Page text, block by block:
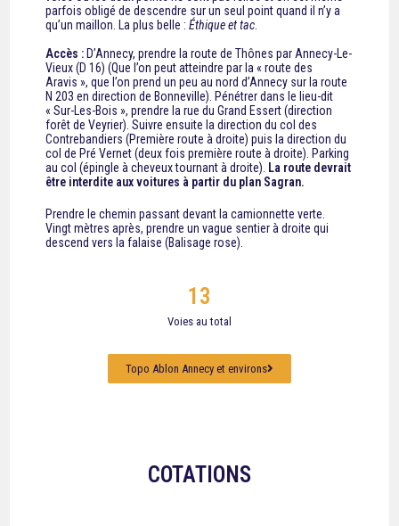
parfois obligé de descendre sur un seul point quand il n’y a
qu’un maillon. La plus belle :Éthique et tac
Accès : D’Annecy, prendre la route de Thônes par Annecy-Le-
Vieux (D 16) (Que l’on peut atteindre par la « route des
Aravis », que l’on prend un peu au nord d’Annecy sur la route
N 203 en direction de Bonneville). Pénétrer dans le lieu-dit
« Sur-Les-Bois », prendre la rue du Grand Essert (direction
forêt de Veyrier). Suivre ensuite la direction du col des
Contrebandiers (Première route à droite) puis la direction du
col de Pré Vernet (deux fois première route à droite). Parking
au col (épingle à cheveux tournant à droite). La route devrait
être interdite aux voitures à partir du plan Sagran.
Prendre le chemin passant devant la camionnette verte.
Vingt mètres après, prendre un vague sentier à droite qui
descend vers la falaise (Balisage rose).
Voies au total
13
Topo Ablon Annecy et environs
COTATIONS